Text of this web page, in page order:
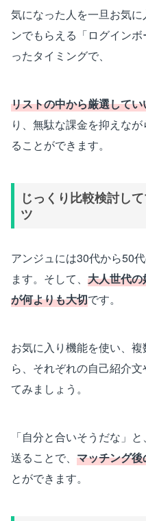
気になった人を一旦お気
ンでもらえる「ログイン
ったタイミングで、
リストの中から厳選して
り、無駄な課金を抑えな
ることができます。
じっくり比較検討し
ツ
アンジュには30代から50
ます。そして、 大人世代
が何よりも大切です。
お気に入り機能を使い、
ら、それぞれの自己紹介
てみましょう。
「自分と合いそうだな」
送ることで、 マッチング
とができます。